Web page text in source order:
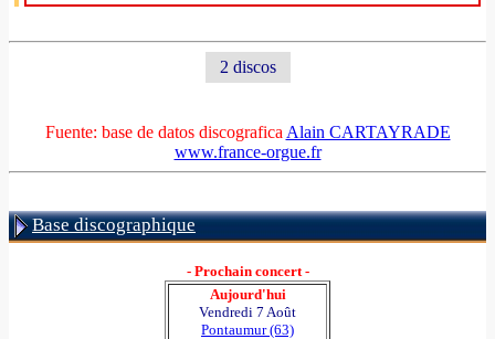
2 discos
Fuente: base de datos discografica Alain CARTAYRADE
www.france-orgue.fr
Base discographique
- Prochain concert -
Aujourd'hui
Vendredi 7 Août
Pontaumur (63)